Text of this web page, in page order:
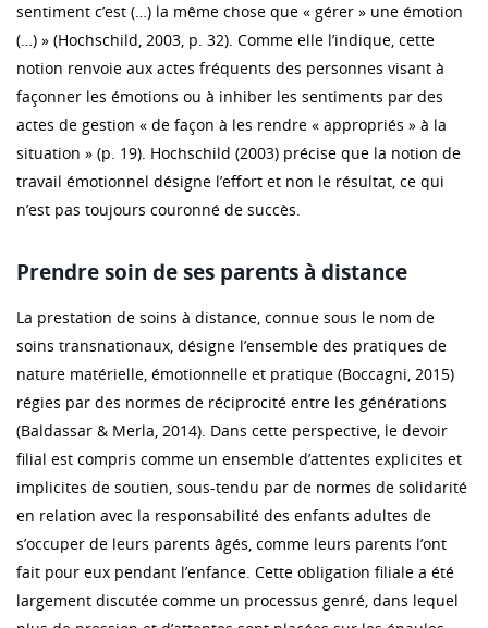
sentiment c’est (…) la même chose que « gérer » une émotion
(…) » (Hochschild, 2003, p. 32). Comme elle l’indique, cette
notion renvoie aux actes fréquents des personnes visant à
façonner les émotions ou à inhiber les sentiments par des
actes de gestion « de façon à les rendre « appropriés » à la
situation » (p. 19). Hochschild (2003) précise que la notion de
travail émotionnel désigne l’effort et non le résultat, ce qui
n’est pas toujours couronné de succès.
Prendre soin de ses parents à distance
La prestation de soins à distance, connue sous le nom de
soins transnationaux, désigne l’ensemble des pratiques de
nature matérielle, émotionnelle et pratique (Boccagni, 2015)
régies par des normes de réciprocité entre les générations
(Baldassar & Merla, 2014). Dans cette perspective, le devoir
filial est compris comme un ensemble d’attentes explicites et
implicites de soutien, sous-tendu par de normes de solidarité
en relation avec la responsabilité des enfants adultes de
s’occuper de leurs parents âgés, comme leurs parents l’ont
fait pour eux pendant l’enfance. Cette obligation filiale a été
largement discutée comme un processus genré, dans lequel